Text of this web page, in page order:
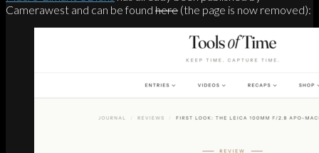
Camerawest and can be found here (the page is now removed):